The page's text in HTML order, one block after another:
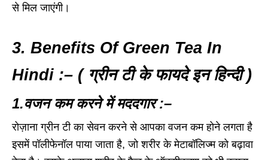
से मिल जाएंगी।
3. Benefits Of Green Tea In
Hindi :– ( ग्रीन टी के फायदे इन हिन्दी )
1.वजन कम करने में मददगार :–
रोज़ाना ग्रीन टी का सेवन करने से आपका वजन कम होने लगता है
इसमें पॉलीफेनॉल पाया जाता है, जो शरीर के मेटाबॉलिज्म को बढ़ावा